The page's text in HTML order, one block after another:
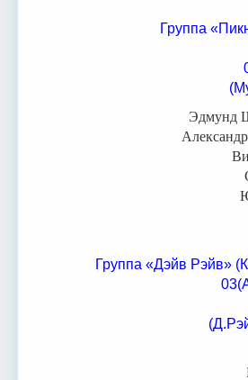
Группа
Эдмунд
Группа «Дэйв Рэйв»